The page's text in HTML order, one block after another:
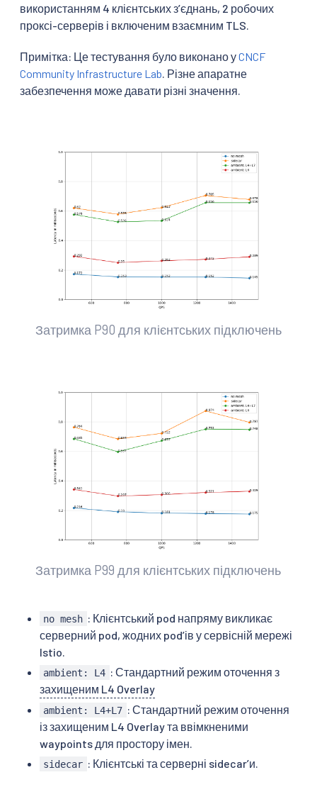
використанням 4 клієнтських зʼєднань, 2 робочих
проксі-серверів і включеним взаємним TLS.
Примітка: Це тестування було виконано уCNCF
Community Infrastructure Lab . Різне апаратне
забезпечення може давати різні значення.
Затримка P90 для клієнтських підключень
Затримка P99 для клієнтських підключень
no mesh : Клієнтський pod напряму викликає
серверний pod, жодних podʼів у сервісній мережі
Istio.
ambient: L4 : Стандартний режим оточення з
захищеним L4 Overlay
ambient: L4+L7 : Стандартний режим оточення
із захищеним L4 Overlay та ввімкненими
waypoints для простору імен.
sidecar : Клієнтські та серверні sidecarʼи.